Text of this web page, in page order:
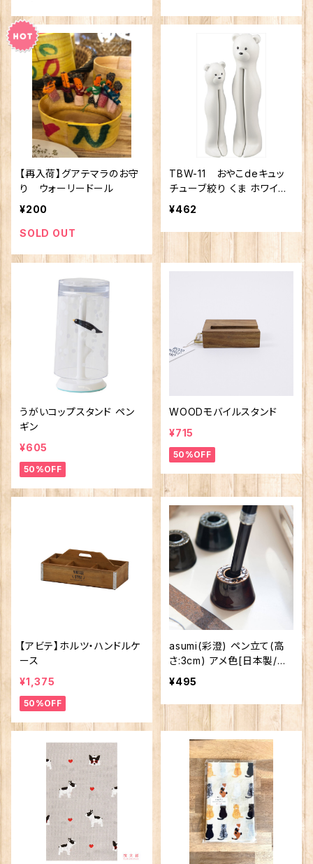
【再入荷】グアテマラのお守
り ウォーリードール
¥200
SOLD OUT
TBW-11 おやこdeキュッ
チューブ絞り くま ホワイ
ト 日本製
¥462
うがいコップスタンド ペン
ギン
¥605
50%OFF
WOODモバイルスタンド
¥715
50%OFF
【アビテ】ホルツ・ハンドルケ
ース
¥1,375
50%OFF
asumi(彩澄) ペン立て(高
さ:3cm) アメ色[日本製/美
濃焼/和食器/リサイクル食
¥495